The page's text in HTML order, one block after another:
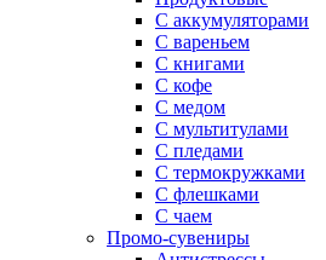
С аккумуляторами
С вареньем
С книгами
С кофе
С медом
С мультитулами
С пледами
С термокружками
С флешками
С чаем
Промо-сувениры